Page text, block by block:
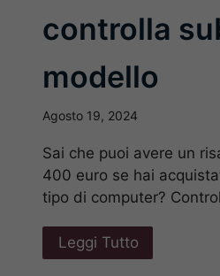
controlla
modello
Agosto 19, 2024
Sai che puoi avere un
400 euro se hai
tipo di computer?
Leggi Tutto